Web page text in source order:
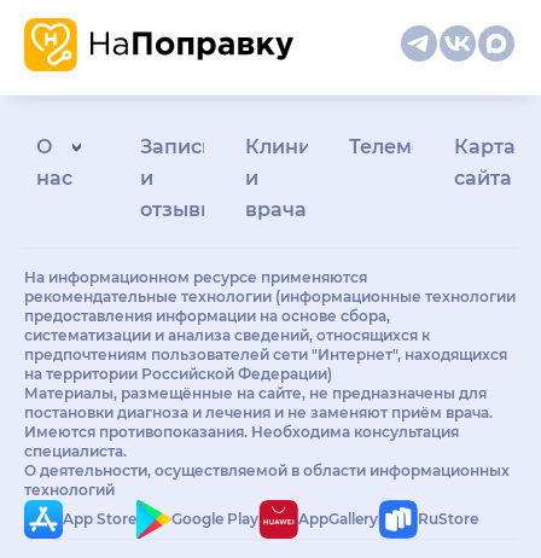
О
нас
Запись
и
отзывы
Клиникам
и
врачам
Телемедицина
Карта
сайта
На информационном ресурсе применяются
рекомендательные технологии (информационные технологии
предоставления информации на основе сбора,
систематизации и анализа сведений, относящихся к
предпочтениям пользователей сети "Интернет", находящихся
на территории Российской Федерации)
Материалы, размещённые на сайте, не предназначены для
постановки диагноза и лечения и не заменяют приём врача.
Имеются противопоказания. Необходима консультация
специалиста.
О деятельности, осуществляемой в области информационных
технологий
App Store
Google Play AppGallery RuStore